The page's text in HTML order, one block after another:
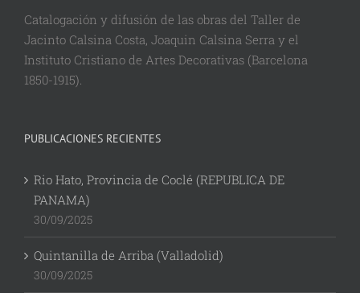
Catalogación y difusión de las obras del Taller de
Jacinto Calsina Costa, Joaquin Calsina Serra y el
Instituto Cristiano de Artes Decorativas (Barcelona
1850-1915).
PUBLICACIONES RECIENTES
Rio Hato, Provincia de Coclé (REPUBLICA DE
PANAMA)
30/09/2025
Quintanilla de Arriba (Valladolid)
30/09/2025